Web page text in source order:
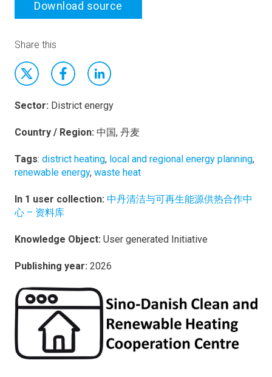
Download source
Share this
Sector: District energy
Country / Region: 中国, 丹麦
Tags: district heating, local and regional energy planning,
renewable energy, waste heat
In 1 user collection: 中丹清洁与可再生能源供热合作中
心 – 资料库
Knowledge Object: User generated Initiative
Publishing year: 2026